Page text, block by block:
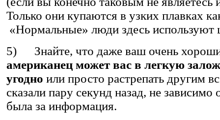
Только они купаются в узких плавках
«Нормальные» люди здесь
5) Знайте, что даже ваш очень
американец может вас в легкую
угодно или просто растрепать другим
сказали пару секунд назад, не зависимо
была за информация.